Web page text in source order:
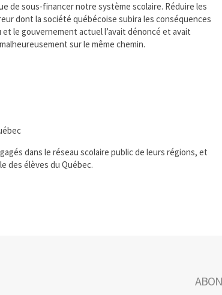
de sous-financer notre système scolaire. Réduire les
dont la société québécoise subira les conséquences
le gouvernement actuel l’avait dénoncé et avait
sur le même chemin.
dans le réseau scolaire public de leurs régions, et
des élèves du Québec.